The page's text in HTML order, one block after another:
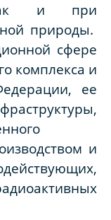
и при
природы.
сфере
комплекса и
ее
и